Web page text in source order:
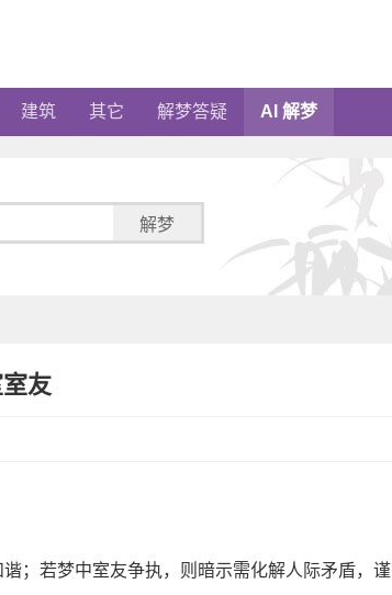
建筑 其它 解梦答疑 AI 解梦
解梦
友
；若梦中室友争执，则暗示需化解人际矛盾，谨